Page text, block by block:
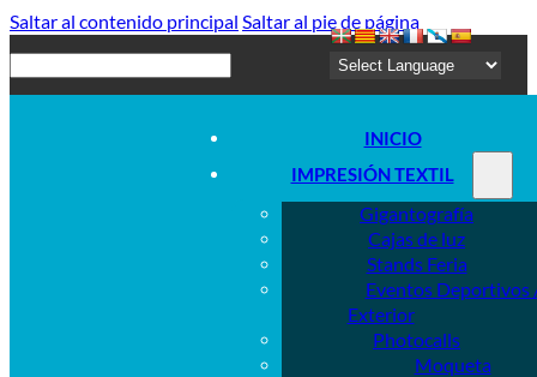
Saltar al contenido principal Saltar al pie de página
INICIO
IMPRESIÓN TEXTIL
Gigantografía
Cajas de luz
Stands Feria
Eventos Deportivos
Exterior
Photocalls
Moqueta